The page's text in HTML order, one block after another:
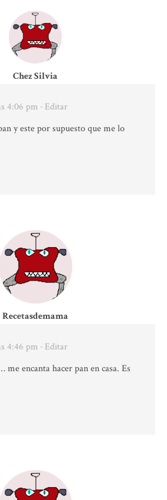
Chez Silvia
4:06 pm · Editar
y este por supuesto que me lo
Recetasdemama
4:46 pm · Editar
encanta hacer pan en casa. Es